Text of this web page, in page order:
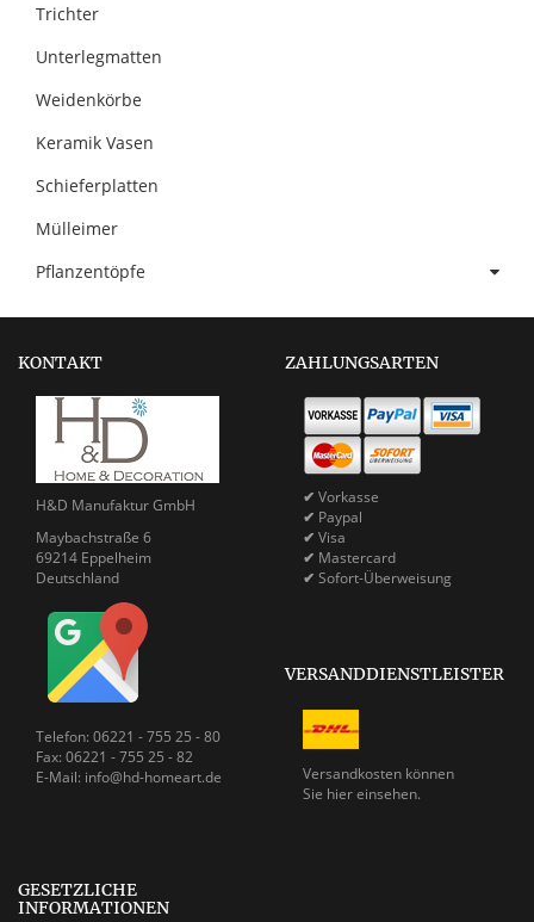
Trichter
Unterlegmatten
Weidenkörbe
Keramik Vasen
Schieferplatten
Mülleimer
Pflanzentöpfe
KONTAKT
H&D Manufaktur GmbH
Maybachstraße 6
69214 Eppelheim
Deutschland
Telefon: 06221 - 755 25 - 80
Fax: 06221 - 755 25 - 82
E-Mail: info@hd-homeart.de
ZAHLUNGSARTEN
✔ Vorkasse
✔ Paypal
✔ Visa
✔ Mastercard
✔ Sofort-Überweisung
VERSANDDIENSTLEISTER
Versandkosten können
Sie hier einsehen.
GESETZLICHE
INFORMATIONEN